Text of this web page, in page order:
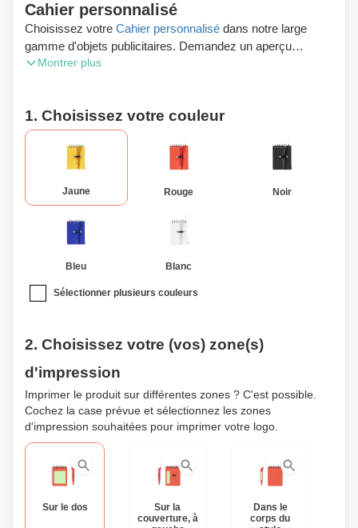
Cahier personnalisé
Choisissez votre Cahier personnalisé dans notre large
gamme d'objets publicitaires. Demandez un aperçu
numérique gratuit et profitez de la livraison gratuite de votre
Vous désirez passer commande des produits publicitaires
ou des cadeaux d’affaires en Belgique ? Zaprinta Belgique
est votre spécialiste. Obtenez des frais de livraison offerts
en commandant dans la boutique en ligne Zaprinta.be.
Besoin de d'aide ? Contactez avec nos conseillers. Ils
vous conseilleront de façon claire et rapide.
Montrer plus
1. Choisissez votre couleur
Jaune Rouge Noir
Bleu Blanc
Sélectionner plusieurs couleurs
2. Choisissez votre (vos) zone(s)
d'impression
Imprimer le produit sur différentes zones ? C'est possible.
Cochez la case prévue et sélectionnez les zones
d'impression souhaitées pour imprimer votre logo.
Sur le dos
Sur la
couverture, à
Dans le
corps du